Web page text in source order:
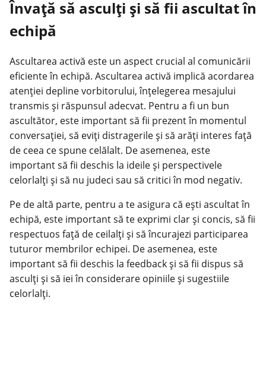
Învață să asculți și să fii ascultat în
echipă
Ascultarea activă este un aspect crucial al comunicării
eficiente în echipă. Ascultarea activă implică acordarea
atenției depline vorbitorului, înțelegerea mesajului
transmis și răspunsul adecvat. Pentru a fi un bun
ascultător, este important să fii prezent în momentul
conversației, să eviți distragerile și să arăți interes față
de ceea ce spune celălalt. De asemenea, este
important să fii deschis la ideile și perspectivele
celorlalți și să nu judeci sau să critici în mod negativ.
Pe de altă parte, pentru a te asigura că ești ascultat în
echipă, este important să te exprimi clar și concis, să fii
respectuos față de ceilalți și să încurajezi participarea
tuturor membrilor echipei. De asemenea, este
important să fii deschis la feedback și să fii dispus să
asculți și să iei în considerare opiniile și sugestiile
celorlalți.